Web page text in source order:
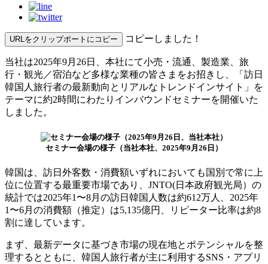
URLをクリップポートにコピー コピーしました！
当社は2025年9月26日、本社にて小売・流通、製造業、旅
行・観光／宿泊など多様な業種の皆さまをお招きし、「訪日
韓国人旅行者の最新動向とリアルなトレンドインサイト」を
テーマに約2時間にわたりインバウンドセミナーを開催いた
しました。
セミナー会場の様子（当社本社、2025年9月26日）
韓国は、訪日外客数・消費額いずれにおいても国別で常に上
位に位置する最重要市場であり、JNTO(日本政府観光局）の
統計では2025年1〜8月の訪日韓国人数は約612万人、2025年
1〜6月の消費額（推定）は5,135億円、リピーター比率は約8
割に達しています。
まず、最新データに基づき市場の現在地とポテンシャルを整
理するとともに、韓国人旅行者が主に利用するSNS・アプリ